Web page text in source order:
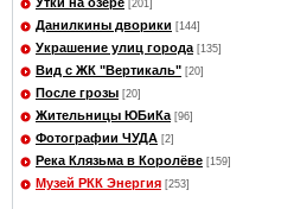
[201]
Данилкины дворики [144]
Украшение улиц города [135]
Вид с ЖК "Вертикаль" [20]
После грозы [20]
Жительницы ЮБиКа [96]
Фотографии ЧУДА [2]
Река Клязьма в Королёве [159]
Музей РКК Энергия [253]